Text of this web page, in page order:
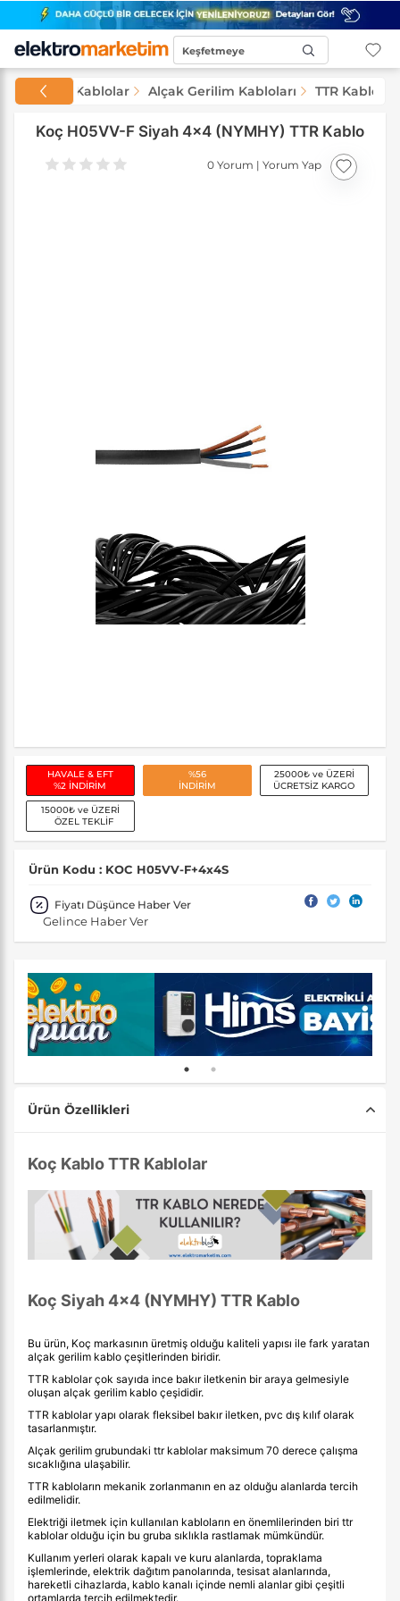
Keşfetmeye
Kablolar Alçak Gerilim Kabloları TTR Kablolar
Koç H05VV-F Siyah 4x4 (NYMHY) TTR Kablo
0 Yorum | Yorum Yap
HAVALE & EFT
%2 İNDİRİM
%56
İNDİRİM
25000₺ ve ÜZERİ
ÜCRETSİZ KARGO
15000₺ ve ÜZERİ
ÖZEL TEKLİF
Ürün Kodu : KOC H05VV-F+4x4S
Fiyatı Düşünce Haber Ver
Gelince Haber Ver
Ürün Özellikleri
Koç Kablo TTR Kablolar
Koç Siyah 4x4 (NYMHY) TTR Kablo
Bu ürün, Koç markasının üretmiş olduğu kaliteli yapısı ile fark yaratan
alçak gerilim kablo çeşitlerinden biridir.
TTR kablolar çok sayıda ince bakır iletkenin bir araya gelmesiyle
oluşan alçak gerilim kablo çeşididir.
TTR kablolar yapı olarak fleksibel bakır iletken, pvc dış kılıf olarak
tasarlanmıştır.
Alçak gerilim grubundaki ttr kablolar maksimum 70 derece çalışma
sıcaklığına ulaşabilir.
TTR kabloların mekanik zorlanmanın en az olduğu alanlarda tercih
edilmelidir.
Elektriği iletmek için kullanılan kabloların en önemlilerinden biri ttr
kablolar olduğu için bu gruba sıklıkla rastlamak mümkündür.
Kullanım yerleri olarak kapalı ve kuru alanlarda, topraklama
işlemlerinde, elektrik dağıtım panolarında, tesisat alanlarında,
hareketli cihazlarda, kablo kanalı içinde nemli alanlar gibi çeşitli
ortamlarda tercih edilmektedir.